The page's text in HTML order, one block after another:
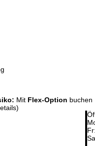
Mit Flex-Option buchen